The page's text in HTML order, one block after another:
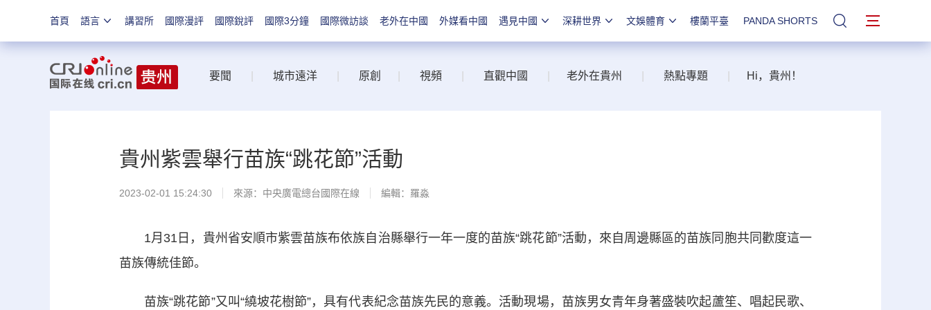
首頁 語言 講習所 國際漫評 國際銳評 國際3分鐘 國際微訪談 老外在中國 外媒看中國 遇見中國 深耕世界 文娛體育 樓蘭平臺 PANDA SHORTS 站內搜索
要聞 城市遠洋 原創 視頻 直觀中國 老外在貴州 熱點專題 Hi，貴州！
貴州紫雲舉行苗族“跳花節”活動
2023-02-01 15:24:30 來源：中央廣電總台國際在線 編輯：羅淼
1月31日，貴州省安順市紫雲苗族布依族自治縣舉行一年一度的苗族“跳花節”活動，來自周邊縣區的苗族同胞共同歡度這一
苗族傳統佳節。
苗族“跳花節”又叫“繞坡花樹節”，具有代表紀念苗族先民的意義。活動現場，苗族男女青年身著盛裝吹起蘆笙、唱起民歌、